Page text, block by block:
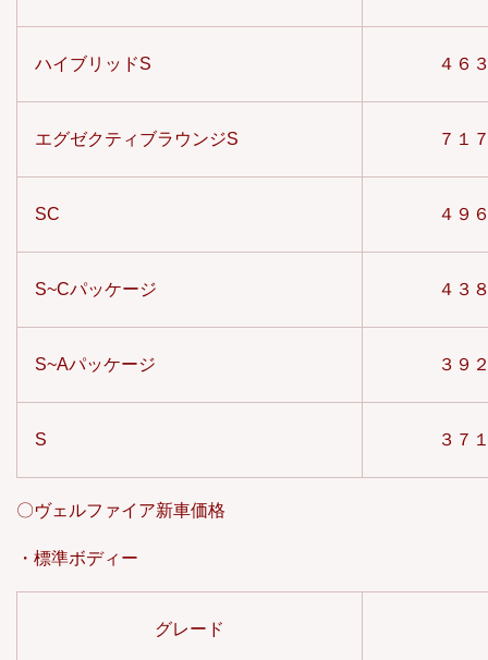
ハイブリッドS ４６
エグゼクティブラウンジS ７１
SC ４９
S~Cパッケージ ４３
S~Aパッケージ ３９
S ３７
〇ヴェルファイア新車価格
・標準ボディー
グレード